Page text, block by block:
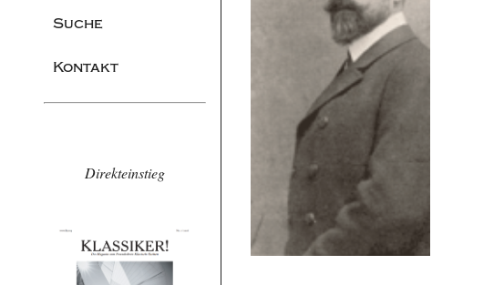
Suche
Kontakt
Direkteinstieg